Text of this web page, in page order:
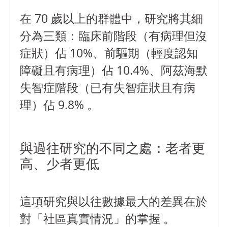
在 70 歲以上的群體中，研究將其細
分為三類：臨床前階段（有病理但沒
症狀）佔 10%、前驅期（輕度認知
障礙且有病理）佔 10.4%、阿茲海默
失智症階段（已有失智症狀且有病
理）佔 9.8% 。
與過往研究的不同之處：老者更
高、少者更低
這項研究與以往數據最大的差異在於
對「社區真實情況」的掌握 。